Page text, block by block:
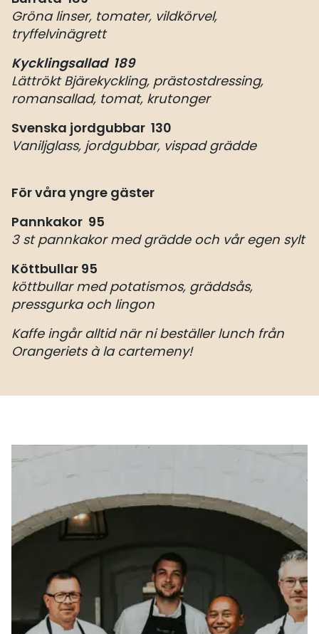
Gröna linser, tomater, vildkörvel,
tryffelvinägrett
Kycklingsallad 189
Lättrökt Bjärekyckling, prästostdressing,
romansallad, tomat, krutonger
Svenska jordgubbar 130
Vaniljglass, jordgubbar, vispad grädde
För våra yngre gäster
Pannkakor 95
3 st pannkakor med grädde och vår egen sylt
Köttbullar 95
köttbullar med potatismos, gräddsås,
pressgurka och lingon
Kaffe ingår alltid när ni beställer lunch från
Orangeriets à la cartemeny!